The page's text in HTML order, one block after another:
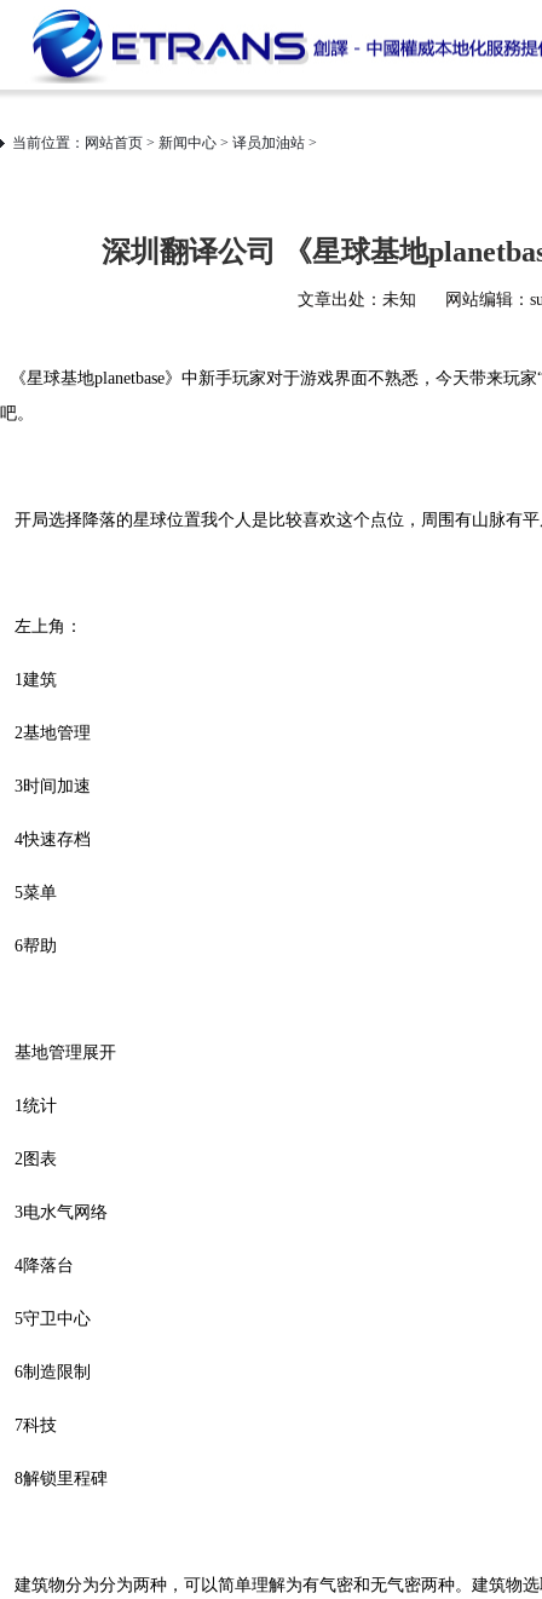
当前位置： 网站首页 > 新闻中心 > 译员加油站 >
深圳翻译公司 《星球基地
文章出处：未知 网站编辑：
《星球基地planetbase》中新手玩家对于游戏界面不熟悉，今天带来玩
吧。
开局选择降落的星球位置我个人是比较喜欢这个点位，周围有山脉有
左上角：
1建筑
2基地管理
3时间加速
4快速存档
5菜单
6帮助
基地管理展开
1统计
2图表
3电水气网络
4降落台
5守卫中心
6制造限制
7科技
8解锁里程碑
建筑物分为分为两种，可以简单理解为有气密和无气密两种。建筑物